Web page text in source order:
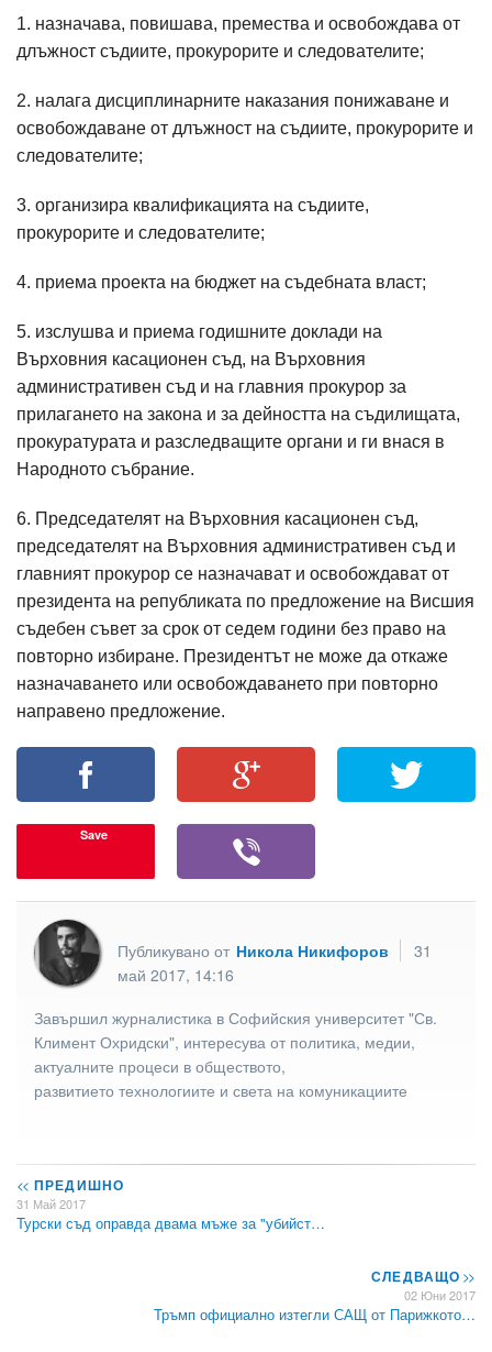
1. назначава, повишава, премества и освобождава от
длъжност съдиите, прокурорите и следователите;
2. налага дисциплинарните наказания понижаване и
освобождаване от длъжност на съдиите, прокурорите и
следователите;
3. организира квалификацията на съдиите,
прокурорите и следователите;
4. приема проекта на бюджет на съдебната власт;
5. изслушва и приема годишните доклади на
Върховния касационен съд, на Върховния
административен съд и на главния прокурор за
прилагането на закона и за дейността на съдилищата,
прокуратурата и разследващите органи и ги внася в
Народното събрание.
6. Председателят на Върховния касационен съд,
председателят на Върховния административен съд и
главният прокурор се назначават и освобождават от
президента на републиката по предложение на Висшия
съдебен съвет за срок от седем години без право на
повторно избиране. Президентът не може да откаже
назначаването или освобождаването при повторно
направено предложение.
Save
Публикувано от Никола Никифоров
31
май 2017, 14:16
Завършил журналистика в Софийския университет "Св.
Климент Охридски", интересува от политика, медии,
актуалните процеси в обществото,
развитието технологиите и света на комуникациите
<< ПРЕДИШНО
31 Май 2017
Турски съд оправда двама мъже за "убийст…
СЛЕДВАЩО>>
02 Юни 2017
Тръмп официално изтегли САЩ от Парижкото…